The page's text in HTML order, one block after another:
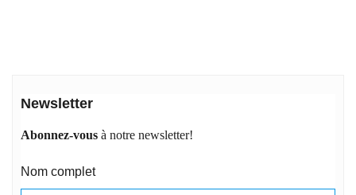
Newsletter
Abonnez-vous à notre newsletter!
Nom complet